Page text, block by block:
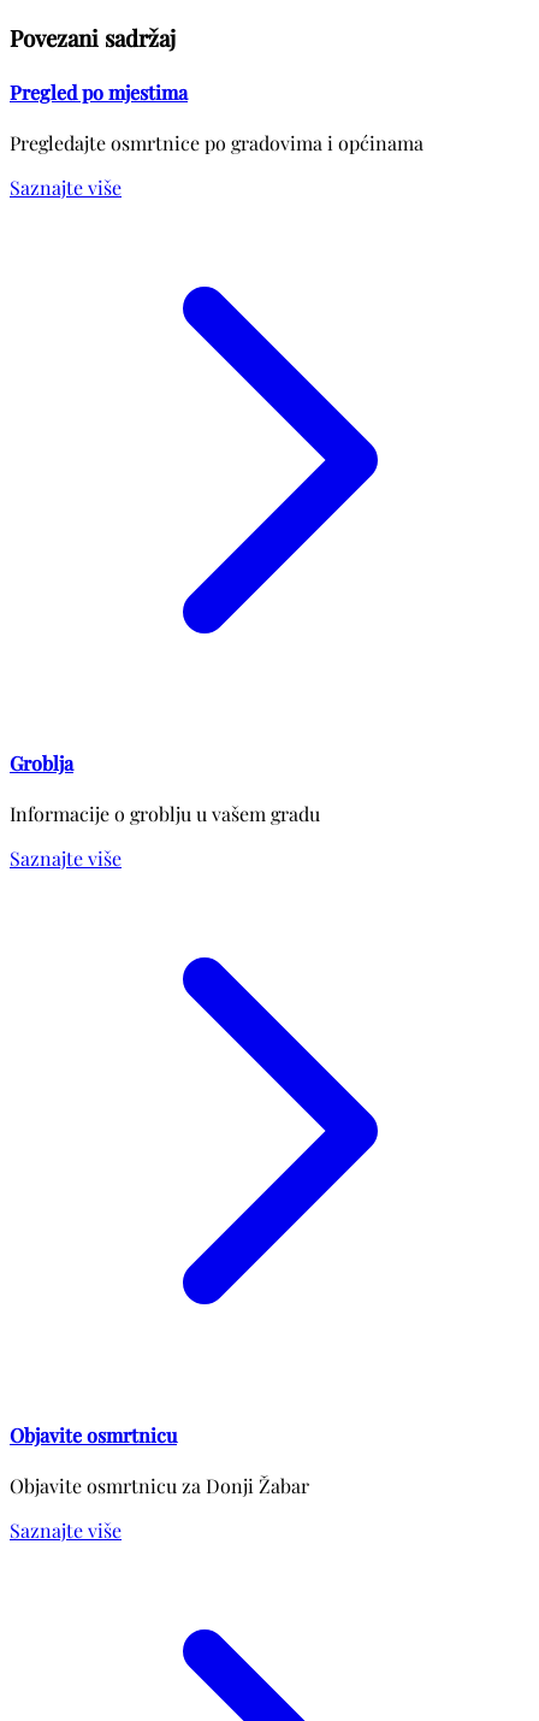
Povezani sadržaj
Pregled po mjestima
Pregledajte osmrtnice po gradovima i općinama
Saznajte više
Groblja
Informacije o groblju u vašem gradu
Saznajte više
Objavite osmrtnicu
Objavite osmrtnicu za Donji Žabar
Saznajte više